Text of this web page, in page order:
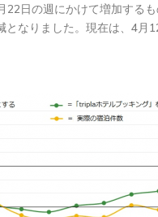
日の週にかけて増加する
なりました。現在は、4